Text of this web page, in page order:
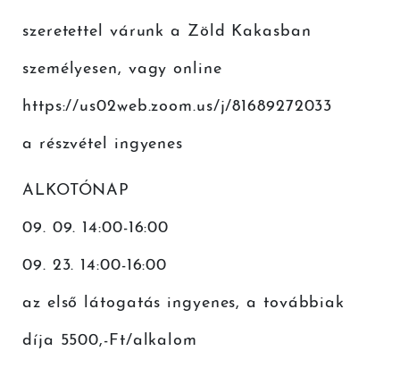
szeretettel várunk a Zöld Kakasban
személyesen, vagy online
https://us02web.zoom.us/j/81689272033
a részvétel ingyenes
ALKOTÓNAP
09. 09. 14:00-16:00
09. 23. 14:00-16:00
az első látogatás ingyenes, a továbbiak
díja 5500,-Ft/alkalom